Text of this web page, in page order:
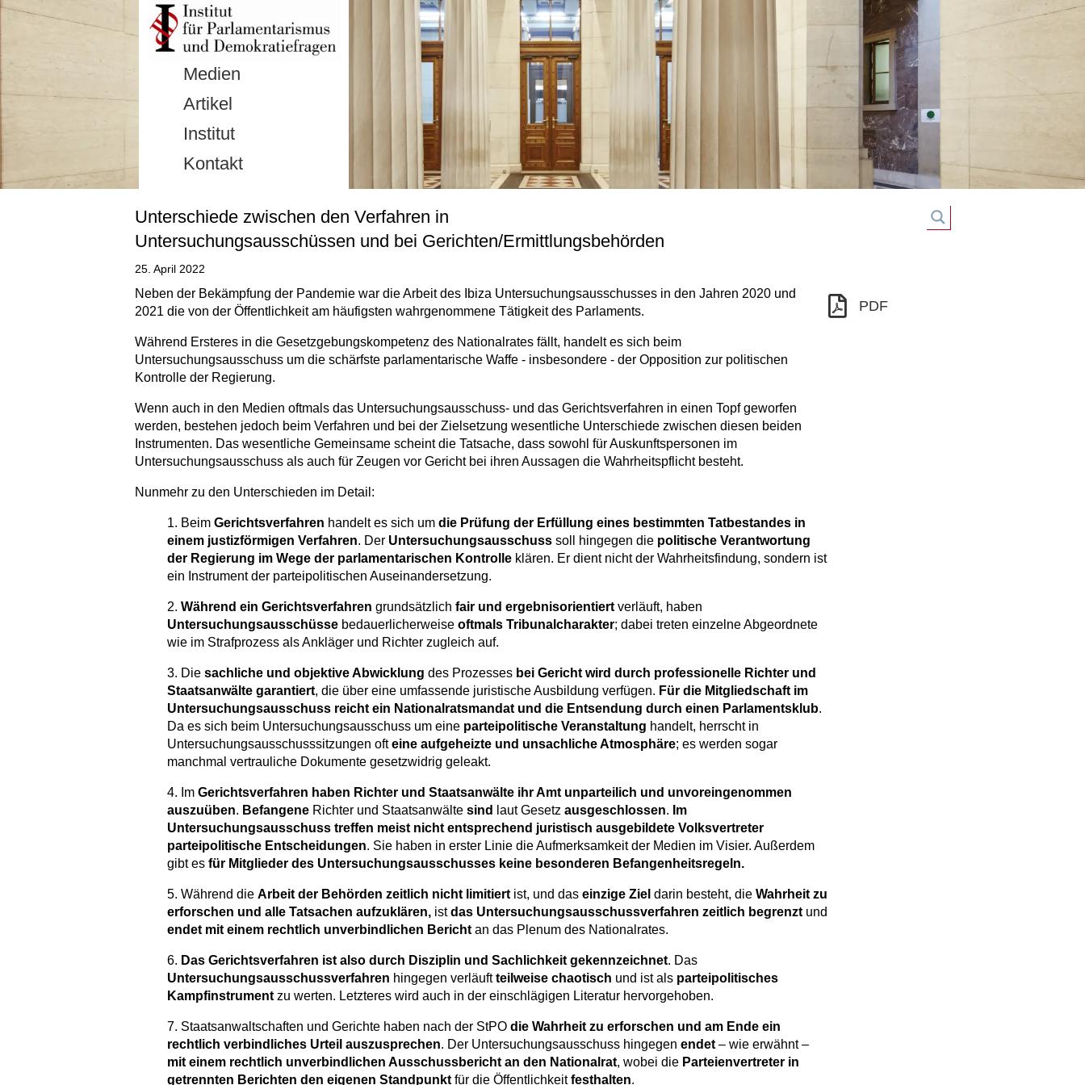
Medien
Artikel
Institut
Kontakt
Unterschiede zwischen den Verfahren in
Untersuchungsausschüssen und bei Gerichten/Ermittlungsbehörden
25. April 2022
Neben der Bekämpfung der Pandemie war die Arbeit des Ibiza Untersuchungsausschusses in den Jahren 2020 und
2021 die von der Öffentlichkeit am häufigsten wahrgenommene Tätigkeit des Parlaments.
Während Ersteres in die Gesetzgebungskompetenz des Nationalrates fällt, handelt es sich beim
Untersuchungsausschuss um die schärfste parlamentarische Waffe - insbesondere - der Opposition zur politischen
Kontrolle der Regierung.
Wenn auch in den Medien oftmals das Untersuchungsausschuss- und das Gerichtsverfahren in einen Topf geworfen
werden, bestehen jedoch beim Verfahren und bei der Zielsetzung wesentliche Unterschiede zwischen diesen beiden
Instrumenten. Das wesentliche Gemeinsame scheint die Tatsache, dass sowohl für Auskunftspersonen im
Untersuchungsausschuss als auch für Zeugen vor Gericht bei ihren Aussagen die Wahrheitspflicht besteht.
Nunmehr zu den Unterschieden im Detail:
1. Beim Gerichtsverfahren handelt es sich um die Prüfung der Erfüllung eines bestimmten Tatbestandes in
einem justizförmigen Verfahren. Der Untersuchungsausschuss soll hingegen die politische Verantwortung
der Regierung im Wege der parlamentarischen Kontrolle klären. Er dient nicht der Wahrheitsfindung, sondern ist
ein Instrument der parteipolitischen Auseinandersetzung.
2. Während ein Gerichtsverfahren grundsätzlich fair und ergebnisorientiert verläuft, haben
Untersuchungsausschüsse bedauerlicherweise oftmals Tribunalcharakter; dabei treten einzelne Abgeordnete
wie im Strafprozess als Ankläger und Richter zugleich auf.
3. Die sachliche und objektive Abwicklung des Prozesses bei Gericht wird durch professionelle Richter und
Staatsanwälte garantiert, die über eine umfassende juristische Ausbildung verfügen. Für die Mitgliedschaft im
Untersuchungsausschuss reicht ein Nationalratsmandat und die Entsendung durch einen Parlamentsklub.
Da es sich beim Untersuchungsausschuss um eine parteipolitische Veranstaltung handelt, herrscht in
Untersuchungsausschusssitzungen ofteine aufgeheizte und unsachliche Atmosphäre; es werden sogar
manchmal vertrauliche Dokumente gesetzwidrig geleakt.
4. Im Gerichtsverfahren haben Richter und Staatsanwälte ihr Amt unparteilich und unvoreingenommen
auszuüben. Befangene Richter und Staatsanwälte sind laut Gesetz ausgeschlossen. Im
Untersuchungsausschuss treffen meist nicht entsprechend juristisch ausgebildete Volksvertreter
parteipolitische Entscheidungen. Sie haben in erster Linie die Aufmerksamkeit der Medien im Visier. Außerdem
gibt es für Mitglieder des Untersuchungsausschusses keine besonderen Befangenheitsregeln.
5. Während die Arbeit der Behörden zeitlich nicht limitiert ist, und das einzige Ziel darin besteht, die Wahrheit zu
erforschen und alle Tatsachen aufzuklären, istdas Untersuchungsausschussverfahren zeitlich begrenzt und
endet mit einem rechtlich unverbindlichen Bericht an das Plenum des Nationalrates.
6. Das Gerichtsverfahren ist also durch Disziplin und Sachlichkeit gekennzeichnet. Das
Untersuchungsausschussverfahren hingegen verläuftteilweise chaotisch und ist als parteipolitisches
Kampfinstrument zu werten. Letzteres wird auch in der einschlägigen Literatur hervorgehoben.
7. Staatsanwaltschaften und Gerichte haben nach der StPO die Wahrheit zu erforschen und am Ende ein
rechtlich verbindliches Urteil auszusprechen. Der Untersuchungsausschuss hingegen endet – wie erwähnt –
mit einem rechtlich unverbindlichen Ausschussbericht an den Nationalrat, wobei die Parteienvertreter in
getrennten Berichten den eigenen Standpunkt für die Öffentlichkeitfesthalten.
PDF